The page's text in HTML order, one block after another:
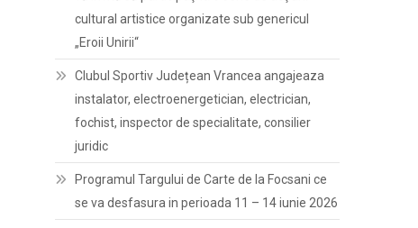
cultural artistice organizate sub genericul
„Eroii Unirii“
Clubul Sportiv Județean Vrancea angajeaza
instalator, electroenergetician, electrician,
fochist, inspector de specialitate, consilier
juridic
Programul Targului de Carte de la Focsani ce
se va desfasura in perioada 11 – 14 iunie 2026